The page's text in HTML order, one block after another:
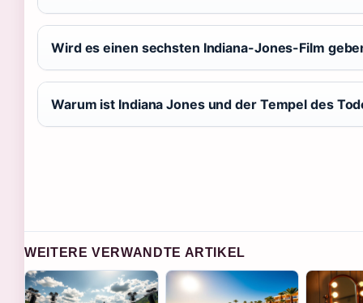
Wird es einen sechsten Indiana-Jones-Film
Warum ist Indiana Jones und der Tempel des
WEITERE VERWANDTE ARTIKEL